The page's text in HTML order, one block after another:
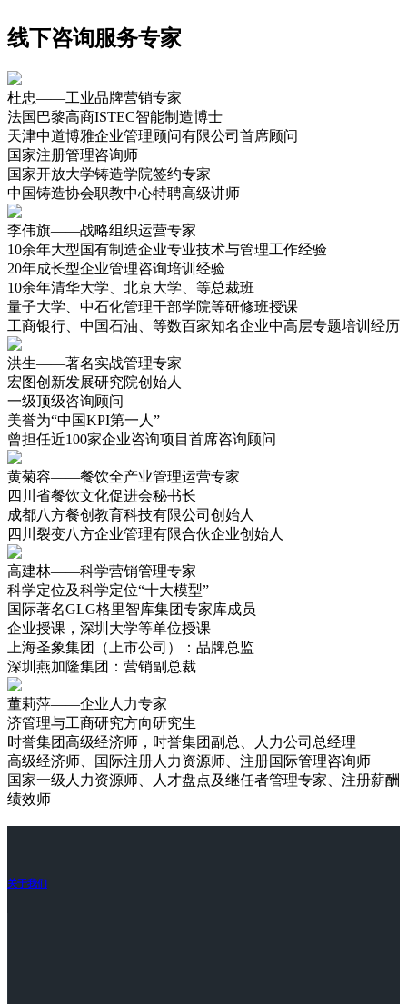
线下咨询服务专家
杜忠——工业品牌营销专家
法国巴黎高商ISTEC智能制造博士
天津中道博雅企业管理顾问有限公司首席顾问
国家注册管理咨询师
国家开放大学铸造学院签约专家
中国铸造协会职教中心特聘高级讲师
李伟旗——战略组织运营专家
10余年大型国有制造企业专业技术与管理工作经验
20年成长型企业管理咨询培训经验
10余年清华大学、北京大学、等总裁班
量子大学、中石化管理干部学院等研修班授课
工商银行、中国石油、等数百家知名企业中高层专题培训经历
洪生——著名实战管理专家
宏图创新发展研究院创始人
一级顶级咨询顾问
美誉为“中国KPI第一人”
曾担任近100家企业咨询项目首席咨询顾问
黄菊容——餐饮全产业管理运营专家
四川省餐饮文化促进会秘书长
成都八方餐创教育科技有限公司创始人
四川裂变八方企业管理有限合伙企业创始人
高建林——科学营销管理专家
科学定位及科学定位“十大模型”
国际著名GLG格里智库集团专家库成员
企业授课，深圳大学等单位授课
上海圣象集团（上市公司）：品牌总监
深圳燕加隆集团：营销副总裁
董莉萍——企业人力专家
济管理与工商研究方向研究生
时誉集团高级经济师，时誉集团副总、人力公司总经理
高级经济师、国际注册人力资源师、注册国际管理咨询师
国家一级人力资源师、人才盘点及继任者管理专家、注册薪酬
绩效师
关于我们